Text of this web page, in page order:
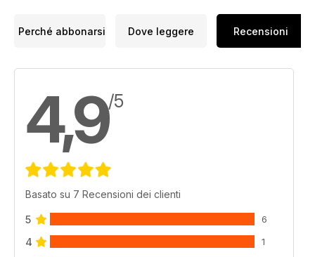
Perché abbonarsi Dove leggere Recensioni
4,9/5
Basato su 7 Recensioni dei clienti
5 6
4 1